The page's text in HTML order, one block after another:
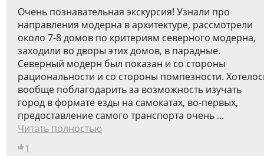
Очень познавательная экскурсия! Узнали про
направления модерна в архитектуре, рассмотрели
около 7-8 домов по критериям северного модерна,
заходили во дворы этих домов, в парадные.
Cеверный модерн был показан и со стороны
рациональности и со стороны помпезности.
вообще поблагодарить за возможность изучать
город в формате езды на самокатах, во-первых,
предоставление самого транспорта очень ...
Читать полностью
1